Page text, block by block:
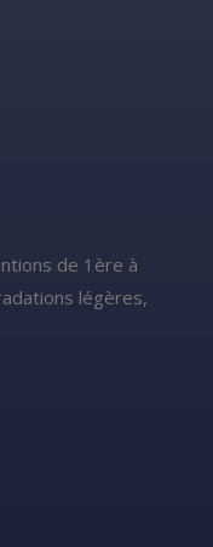
de 1ère à
légères,